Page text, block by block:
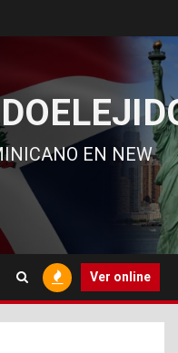
EN NEW
Ver online